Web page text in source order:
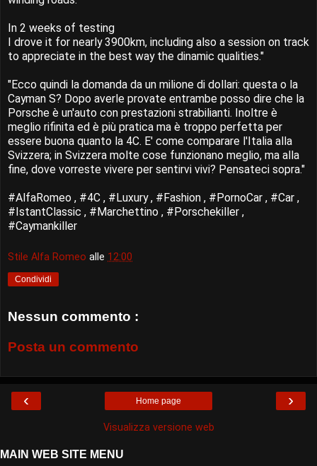
In 2 weeks of testing
I drove it for nearly 3900km, including also a session on track
to appreciate in the best way the dinamic qualities."
"Ecco quindi la domanda da un milione di dollari: questa o la
Cayman S? Dopo averle provate entrambe posso dire che la
Porsche è un'auto con prestazioni strabilianti. Inoltre è
meglio rifinita ed è più pratica ma è troppo perfetta per
essere buona quanto la 4C. E' come comparare l'Italia alla
Svizzera; in Svizzera molte cose funzionano meglio, ma alla
fine, dove vorreste vivere per sentirvi vivi? Pensateci sopra."
#AlfaRomeo , #4C , #Luxury , #Fashion , #PornoCar , #Car ,
#IstantClassic , #Marchettino , #Porschekiller ,
#Caymankiller
Stile Alfa Romeo alle 12:00
Condividi
Nessun commento :
Posta un commento
‹ ›
Home page
Visualizza versione web
MAIN WEB SITE MENU